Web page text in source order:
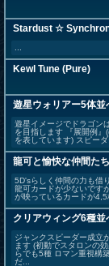
Stardust ☆
...
Kewl Tune (Pure)
遊星ウォリアー5体並
遊星イメージでドラゴン
を目指します 『展開例
を表しています) スピー
龍可と愉快な仲間たち
5D'sらしく仲間の力も借
龍可カードが少ないです
が映っているカードが
クリアウィング6種並
ジャンクスピーダー成立
ます (初動でスタロンの
らでも5種 ロマン重視構
だ...